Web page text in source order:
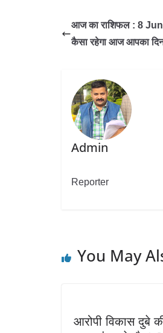
आज का राशिफल : 8
कैसा रहेगा आज आपका
Admin
Reporter
You May
आरोपी विकास दुबे